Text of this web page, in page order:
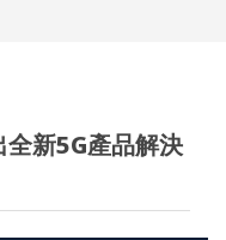
新5G產品解決